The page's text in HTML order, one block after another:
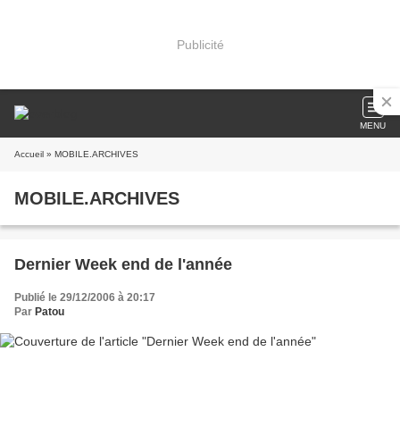
Publicité
MENU
Accueil » MOBILE.ARCHIVES
MOBILE.ARCHIVES
Dernier Week end de l'année
Publié le 29/12/2006 à 20:17
Par Patou